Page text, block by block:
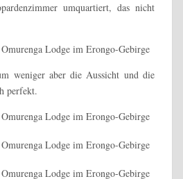
umquartiert, das nicht
weniger aber die Aussicht und die
perfekt.